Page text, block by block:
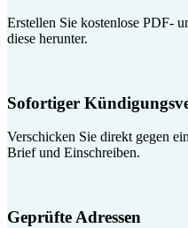
Erstellen Sie kostenlose PDF-
diese herunter.
Sofortiger
Verschicken Sie direkt gegen
Brief und Einschreiben.
Geprüfte Adressen